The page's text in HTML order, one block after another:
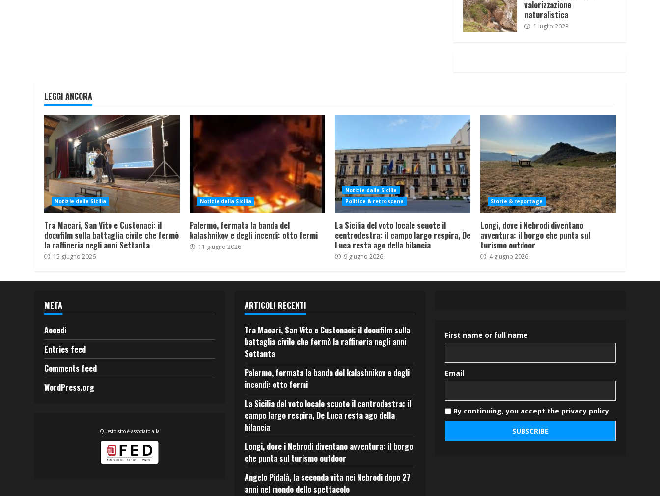
valorizzazione
naturalistica
1 luglio 2023
LEGGI ANCORA
Notizie dalla Sicilia
Tra Macari, San Vito e Custonaci: il
docufilm sulla battaglia civile che fermò
la raffineria negli anni Settanta
15 giugno 2026
Notizie dalla Sicilia
Palermo, fermata la banda del
kalashnikov e degli incendi: otto fermi
11 giugno 2026
Notizie dalla Sicilia
Politica & retroscena
La Sicilia del voto locale scuote il
centrodestra: il campo largo respira, De
Luca resta ago della bilancia
9 giugno 2026
Storie & reportage
Longi, dove i Nebrodi diventano
avventura: il borgo che punta sul
turismo outdoor
4 giugno 2026
META
Accedi
Entries feed
Comments feed
WordPress.org
Questo sito è associato alla
ARTICOLI RECENTI
Tra Macari, San Vito e Custonaci: il docufilm sulla
battaglia civile che fermò la raffineria negli anni
Settanta
Palermo, fermata la banda del kalashnikov e degli
incendi: otto fermi
La Sicilia del voto locale scuote il centrodestra: il
campo largo respira, De Luca resta ago della
bilancia
Longi, dove i Nebrodi diventano avventura: il borgo
che punta sul turismo outdoor
Angelo Pidalà, la seconda vita nei Nebrodi dopo 27
anni nel mondo dello spettacolo
First name or full name
Email
By continuing, you accept the privacy policy